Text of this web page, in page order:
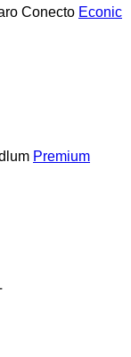
Conecto Econic
Premium